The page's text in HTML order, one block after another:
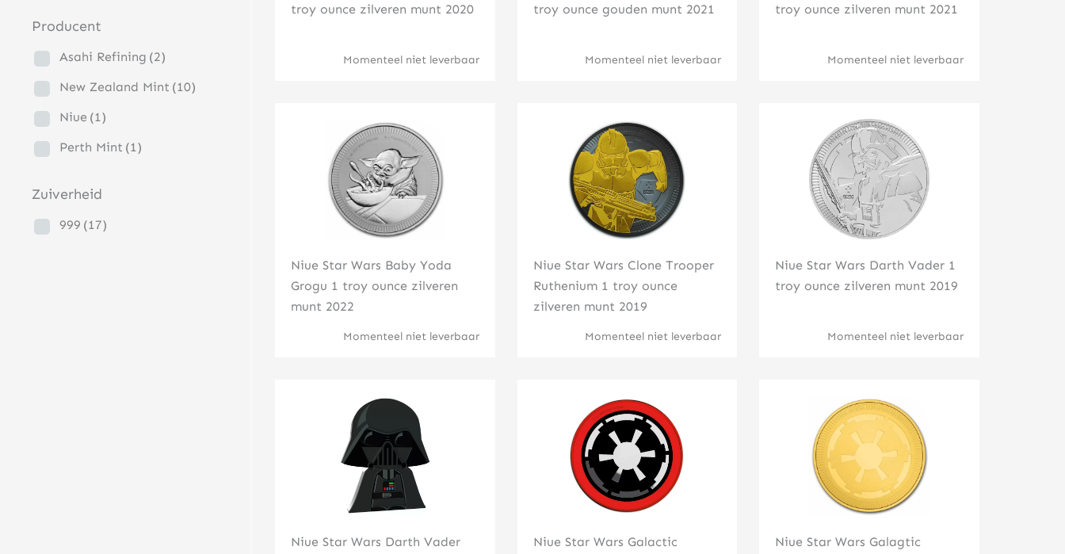
Producent
Asahi Refining (2)
New Zealand Mint (10)
Niue (1)
Perth Mint (1)
Zuiverheid
999 (17)
troy ounce zilveren munt 2020
Momenteel niet leverbaar
troy ounce gouden munt 2021
Momenteel niet leverbaar
troy ounce zilveren munt 2021
Momenteel niet leverbaar
Niue Star Wars Baby Yoda
Grogu 1 troy ounce zilveren
munt 2022
Momenteel niet leverbaar
Klik hier
Niue Star Wars Clone Trooper
Ruthenium 1 troy ounce
zilveren munt 2019
Momenteel niet leverbaar
Klik hier
Niue Star Wars Darth Vader 1
troy ounce zilveren munt 2019
Momenteel niet leverbaar
Klik hier
Niue Star Wars Darth Vader
Klik hier
Niue Star Wars Galactic
Klik hier
Niue Star Wars Galagtic
Klik hier